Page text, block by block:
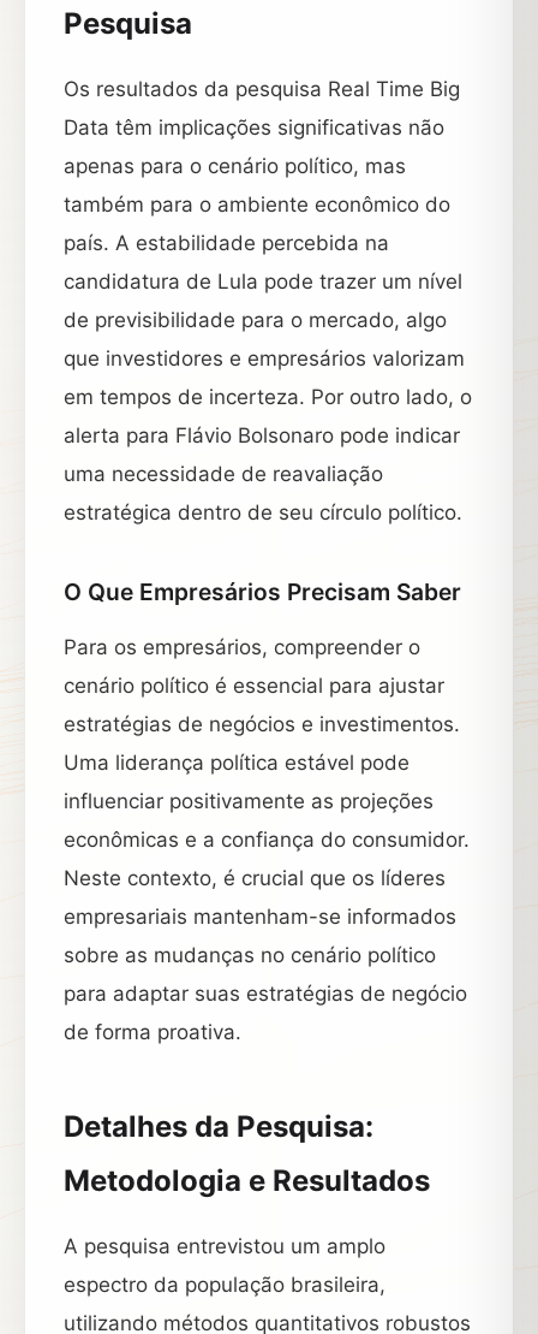
Pesquisa
Os resultados da pesquisa Real Time Big
Data têm implicações significativas não
apenas para o cenário político, mas
também para o ambiente econômico do
país. A estabilidade percebida na
candidatura de Lula pode trazer um nível
de previsibilidade para o mercado, algo
que investidores e empresários valorizam
em tempos de incerteza. Por outro lado, o
alerta para Flávio Bolsonaro pode indicar
uma necessidade de reavaliação
estratégica dentro de seu círculo político.
O Que Empresários Precisam Saber
Para os empresários, compreender o
cenário político é essencial para ajustar
estratégias de negócios e investimentos.
Uma liderança política estável pode
influenciar positivamente as projeções
econômicas e a confiança do consumidor.
Neste contexto, é crucial que os líderes
empresariais mantenham-se informados
sobre as mudanças no cenário político
para adaptar suas estratégias de negócio
de forma proativa.
Detalhes da Pesquisa:
Metodologia e Resultados
A pesquisa entrevistou um amplo
espectro da população brasileira,
utilizando métodos quantitativos robustos